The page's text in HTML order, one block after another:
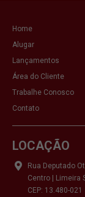
Home
Alugar
Lançamentos
Área do Cliente
Trabalhe Conosco
Contato
LOCAÇÃO
Rua Deputado
Centro | Limeira
CEP: 13.480-021